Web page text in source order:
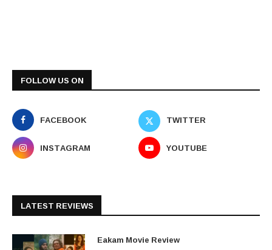
FOLLOW US ON
FACEBOOK
TWITTER
INSTAGRAM
YOUTUBE
LATEST REVIEWS
Eakam Movie Review